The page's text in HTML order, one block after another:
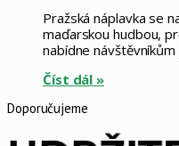
Pražská náplavka se
maďarskou hudbou,
nabídne
Číst dál »
Doporučujeme